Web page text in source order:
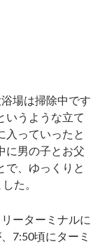
場は掃除中です
いうような立て
入っていったと
に男の子とお父
で、ゆっくりと
た。
ーターミナルに
7:50頃にターミ